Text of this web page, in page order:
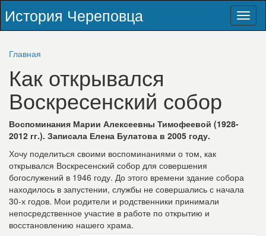
История Череповца
Главная
Как открывался
Воскресенский собор
Воспоминания Марии Алексеевны Тимофеевой (1928-
2012 гг.). Записала Елена Булатова в 2005 году.
Хочу поделиться своими воспоминаниями о том, как
открывался Воскресенский собор для совершения
богослужений в 1946 году. До этого времени здание собора
находилось в запустении, службы не совершались с начала
30-х годов. Мои родители и родственники принимали
непосредственное участие в работе по открытию и
восстановлению нашего храма.